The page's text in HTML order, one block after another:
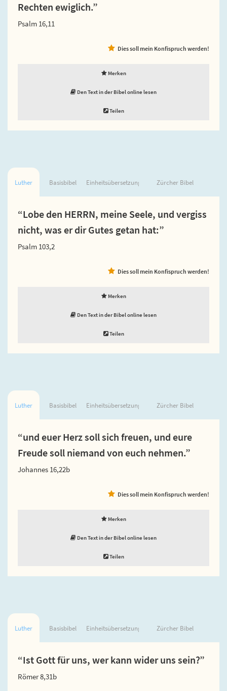
Rechten ewiglich.”
Psalm 16,11
Dies soll mein Konfispruch werden!
Merken
Den Text in der Bibel online lesen
Teilen
Luther Basisbibel Einheitsübersetzung Zürcher Bibel
“Lobe den HERRN, meine Seele, und vergiss
nicht, was er dir Gutes getan hat:”
Psalm 103,2
Dies soll mein Konfispruch werden!
Merken
Den Text in der Bibel online lesen
Teilen
Luther Basisbibel Einheitsübersetzung Zürcher Bibel
“und euer Herz soll sich freuen, und eure
Freude soll niemand von euch nehmen.”
Johannes 16,22b
Dies soll mein Konfispruch werden!
Merken
Den Text in der Bibel online lesen
Teilen
Luther Basisbibel Einheitsübersetzung Zürcher Bibel
“Ist Gott für uns, wer kann wider uns sein?”
Römer 8,31b